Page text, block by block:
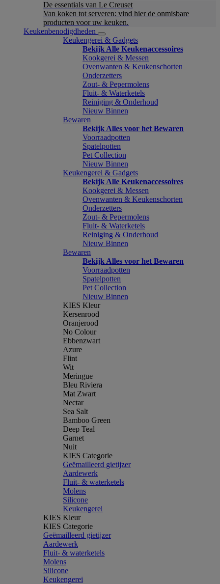
De essentials van Le Creuset
Van koken tot serveren: vind hier de onmisbare
producten voor uw keuken.
Keukenbenodigdheden
Keukengerei & Gadgets
Bekijk Alle Keukenaccessoires
Kookgerei & Messen
Ovenwanten & Keukenschorten
Onderzetters
Zout- & Pepermolens
Fluit- & Waterketels
Reiniging & Onderhoud
Nieuw Binnen
Bewaren
Bekijk Alles voor het Bewaren
Voorraadpotten
Spatelpotten
Pet Collection
Nieuw Binnen
Keukengerei & Gadgets
Bekijk Alle Keukenaccessoires
Kookgerei & Messen
Ovenwanten & Keukenschorten
Onderzetters
Zout- & Pepermolens
Fluit- & Waterketels
Reiniging & Onderhoud
Nieuw Binnen
Bewaren
Bekijk Alles voor het Bewaren
Voorraadpotten
Spatelpotten
Pet Collection
Nieuw Binnen
KIES Kleur
Kersenrood
Oranjerood
No Colour
Ebbenzwart
Azure
Flint
Wit
Meringue
Bleu Riviera
Mat Zwart
Nectar
Sea Salt
Bamboo Green
Deep Teal
Garnet
Nuit
KIES Categorie
Geëmailleerd gietijzer
Aardewerk
Fluit- & waterketels
Molens
Silicone
Keukengerei
KIES Kleur
KIES Categorie
Geëmailleerd gietijzer
Aardewerk
Fluit- & waterketels
Molens
Silicone
Keukengerei